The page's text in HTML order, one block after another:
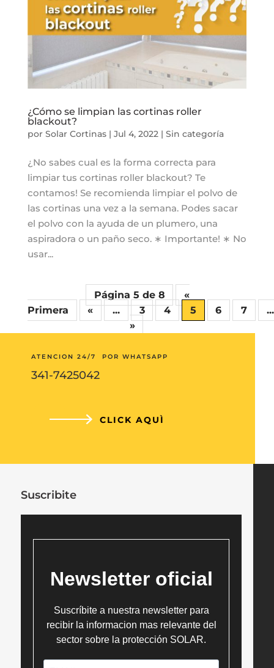
¿Cómo se limpian las cortinas roller
blackout?
por Solar Cortinas| Jul 4, 2022| Sin categoría
¿No sabes cual es la forma correcta para
limpiar tus cortinas roller blackout? Te
contamos! Se recomienda limpiar el polvo de
las cortinas una vez a la semana. Podes sacar
el polvo con la ayuda de un plumero, una
aspiradora o un paño seco. ∗ Importante! ∗ No
usar...
Página 5 de 8
«
Primera
« ... 3 4 5 6 7
...
»
ATENCION 24/7 POR WHATSAPP
341-7425042
CLICK AQUÌ
Suscribite